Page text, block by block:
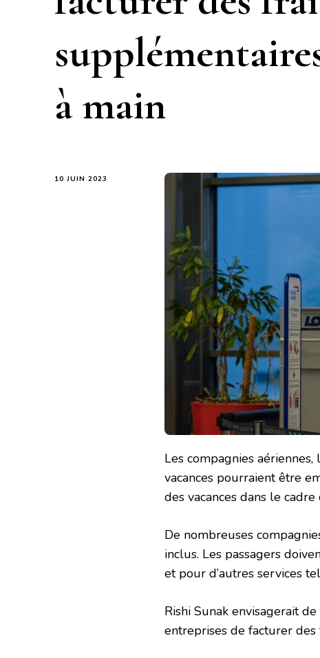
à main
10 JUIN 2023
Les compagnies
vacances pourraient être
des vacances dans le
De nombreuses
inclus. Les passagers
et pour d’autres services
Rishi Sunak envisagerait
entreprises de facturer